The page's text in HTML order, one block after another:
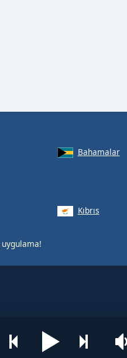
Bahamalar
Kıbrıs
uygulama!